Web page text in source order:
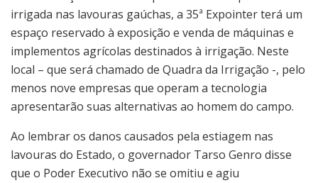
irrigada nas lavouras gaúchas, a 35ª Expointer terá um
espaço reservado à exposição e venda de máquinas e
implementos agrícolas destinados à irrigação. Neste
local – que será chamado de Quadra da Irrigação -, pelo
menos nove empresas que operam a tecnologia
apresentarão suas alternativas ao homem do campo.
Ao lembrar os danos causados pela estiagem nas
lavouras do Estado, o governador Tarso Genro disse
que o Poder Executivo não se omitiu e agiu